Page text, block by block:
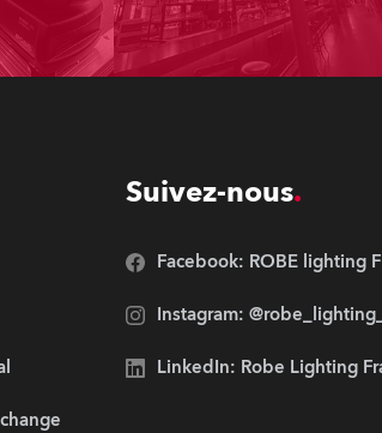
Suivez-nous
Facebook: ROBE lighting
Instagram:
LinkedIn: Robe Lighting